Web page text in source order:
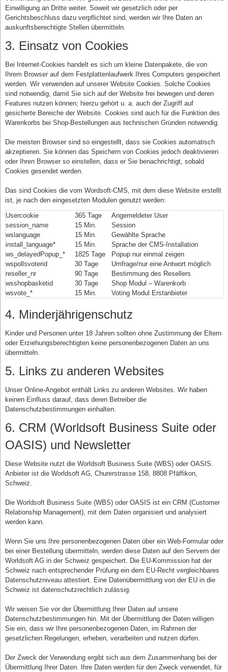
Einwilligung an Dritte weiter. Soweit wir gesetzlich oder per
Gerichtsbeschluss dazu verpflichtet sind, werden wir Ihre Daten an
auskunftsberechtigte Stellen übermitteln.
3. Einsatz von Cookies
Bei Internet-Cookies handelt es sich um kleine Datenpakete, die von
Ihrem Browser auf dem Festplattenlaufwerk Ihres Computers gespeichert
werden. Wir verwenden auf unserer Website Cookies. Solche Cookies
sind notwendig, damit Sie sich auf der Website frei bewegen und deren
Features nutzen können; hierzu gehört u. a. auch der Zugriff auf
gesicherte Bereiche der Website. Cookies sind auch für die Funktion des
Warenkorbs bei Shop-Bestellungen aus technischen Gründen notwendig.
Die meisten Browser sind so eingestellt, dass sie Cookies automatisch
akzeptieren. Sie können das Speichern von Cookies jedoch deaktivieren
oder Ihren Browser so einstellen, dass er Sie benachrichtigt, sobald
Cookies gesendet werden.
Das sind Cookies die vom Wordsoft-CMS, mit dem diese Website erstellt
ist, je nach den eingesetzten Modulen genutzt werden:
Usercookie
365 Tage
Angemeldeter User
session_name
15 Min.
Session
wslanguage
15 Min.
Gewählte Sprache
install_language*
15 Min.
Sprache der CMS-Installation
ws_delayedPopup_*
1825 Tage
Popup nur einmal zeigen
wspollsvoterid
30 Tage
Umfrage/nur eine Antwort möglich
reseller_nr
90 Tage
Bestimmung des Resellers
wsshopbasketid
30 Tage
Shop Modul – Warenkorb
wsvote_*
15 Min. Voting Modul Erstanbieter
4. Minderjährigenschutz
Kinder und Personen unter 18 Jahren sollten ohne Zustimmung der Eltern
oder Erziehungsberechtigten keine personenbezogenen Daten an uns
übermitteln.
5. Links zu anderen Websites
Unser Online-Angebot enthält Links zu anderen Websites. Wir haben
keinen Einfluss darauf, dass deren Betreiber die
Datenschutzbestimmungen einhalten.
6. CRM (Worldsoft Business Suite oder
OASIS) und Newsletter
Diese Website nutzt die Worldsoft Business Suite (WBS) oder OASIS.
Anbieter ist die Worldsoft AG, Churerstrasse 158, 8808 Pfäffikon,
Schweiz.
Die Worldsoft Business Suite (WBS) oder OASIS ist ein CRM (Customer
Relationship Management), mit dem Daten organisiert und analysiert
werden kann.
Wenn Sie uns Ihre personenbezogenen Daten über ein Web-Formular oder
bei einer Bestellung übermitteln, werden diese Daten auf den Servern der
Worldsoft AG in der Schweiz gespeichert. Die EU-Kommission hat der
Schweiz nach entsprechender Prüfung ein dem EU-Recht vergleichbares
Datenschutzniveau attestiert. Eine Datenübermittlung von der EU in die
Schweiz ist datenschutzrechtlich zulässig.
Wir weisen Sie vor der Übermittlung Ihrer Daten auf unsere
Datenschutzbestimmungen hin. Mit der Übermittlung der Daten willigen
Sie ein, dass wir Ihre personenbezogenen Daten, im Rahmen der
gesetzlichen Regelungen, erheben, verarbeiten und nutzen dürfen.
Der Zweck der Verwendung ergibt sich aus dem Zusammenhang bei der
Übermittlung Ihrer Daten. Ihre Daten werden für den Zweck verwendet, für